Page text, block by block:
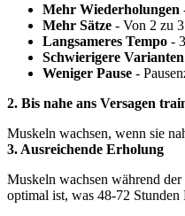
Mehr Wiederholungen
Mehr Sätze - Von 2 zu
Langsameres Tempo -
Schwierigere Varianten
Weniger Pause -
2. Bis nahe ans Versagen
Muskeln wachsen, wenn sie
3. Ausreichende Erholung
Muskeln wachsen während
optimal ist, was 48-72 Stunden